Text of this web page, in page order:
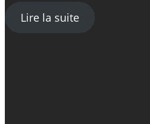
Lire la suite